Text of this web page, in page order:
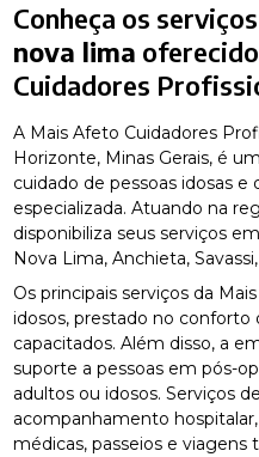
Conheça os
nova lima
Cuidadores
A Mais Afeto Cuidadores
Horizonte, Minas Gerais, é
cuidado de pessoas idosas
especializada. Atuando na
disponibiliza seus serviços
Nova Lima, Anchieta,
Os principais serviços da
idosos, prestado no conforto
capacitados. Além disso, a
suporte a pessoas em pós-
adultos ou idosos. Serviços
acompanhamento
médicas, passeios e